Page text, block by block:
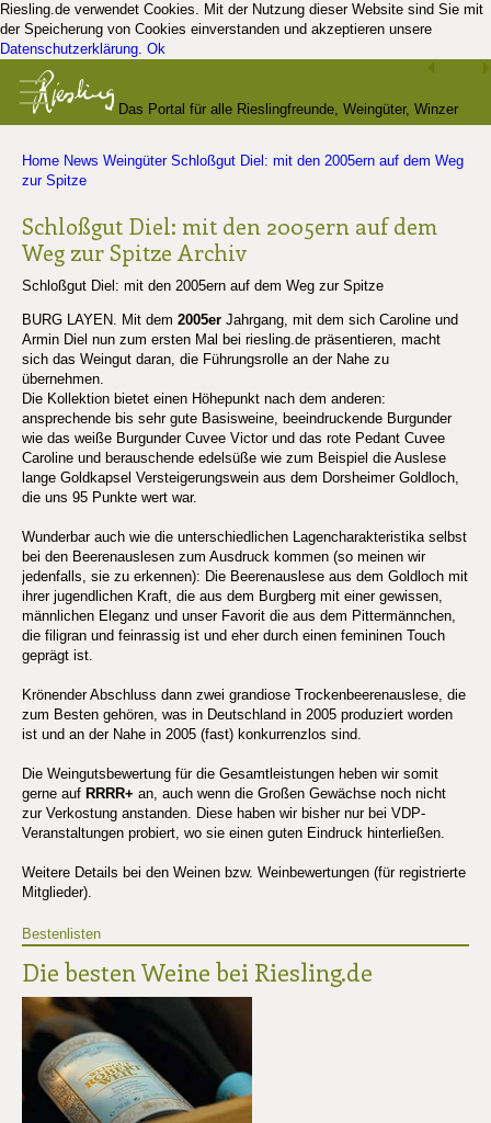
Riesling.de verwendet Cookies. Mit der Nutzung dieser Website sind Sie mit
der Speicherung von Cookies einverstanden und akzeptieren unsere
Datenschutzerklärung. Ok
Das Portal für alle Rieslingfreunde, Weingüter, Winzer
Home News Weingüter Schloßgut Diel: mit den 2005ern auf dem Weg
zur Spitze
Schloßgut Diel: mit den 2005ern auf dem
Weg zur Spitze Archiv
Schloßgut Diel: mit den 2005ern auf dem Weg zur Spitze
BURG LAYEN. Mit dem 2005er Jahrgang, mit dem sich Caroline und
Armin Diel nun zum ersten Mal bei riesling.de präsentieren, macht
sich das Weingut daran, die Führungsrolle an der Nahe zu
übernehmen.
Die Kollektion bietet einen Höhepunkt nach dem anderen:
ansprechende bis sehr gute Basisweine, beeindruckende Burgunder
wie das weiße Burgunder Cuvee Victor und das rote Pedant Cuvee
Caroline und berauschende edelsüße wie zum Beispiel die Auslese
lange Goldkapsel Versteigerungswein aus dem Dorsheimer Goldloch,
die uns 95 Punkte wert war.
Wunderbar auch wie die unterschiedlichen Lagencharakteristika selbst
bei den Beerenauslesen zum Ausdruck kommen (so meinen wir
jedenfalls, sie zu erkennen): Die Beerenauslese aus dem Goldloch mit
ihrer jugendlichen Kraft, die aus dem Burgberg mit einer gewissen,
männlichen Eleganz und unser Favorit die aus dem Pittermännchen,
die filigran und feinrassig ist und eher durch einen femininen Touch
geprägt ist.
Krönender Abschluss dann zwei grandiose Trockenbeerenauslese, die
zum Besten gehören, was in Deutschland in 2005 produziert worden
ist und an der Nahe in 2005 (fast) konkurrenzlos sind.
Die Weingutsbewertung für die Gesamtleistungen heben wir somit
gerne auf RRRR+ an, auch wenn die Großen Gewächse noch nicht
zur Verkostung anstanden. Diese haben wir bisher nur bei VDP-
Veranstaltungen probiert, wo sie einen guten Eindruck hinterließen.
Weitere Details bei den Weinen bzw. Weinbewertungen (für registrierte
Mitglieder).
Bestenlisten
Die besten Weine bei Riesling.de